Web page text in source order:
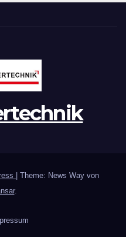
Theme: News Way von
.